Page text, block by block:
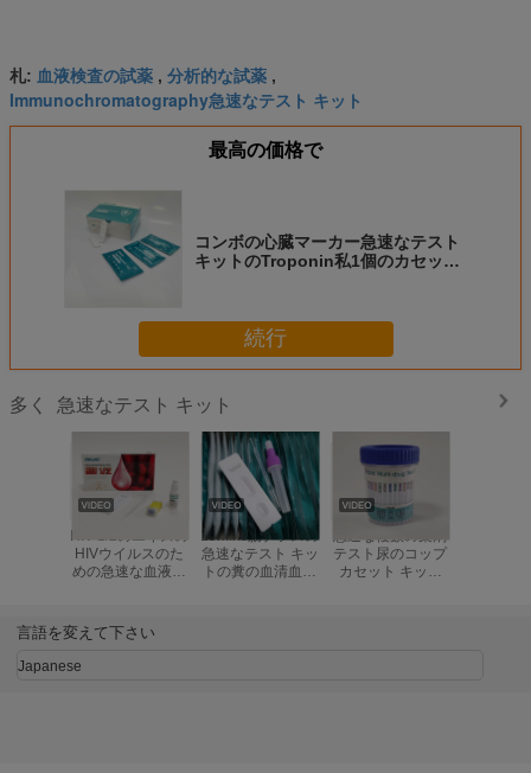
札: 血液検査の試薬 , 分析的な試薬 ,
Immunochromatography急速なテスト キット
最高の価格で
コンボの心臓マーカー急速なテスト
キットのTroponin私1個のカセット
続行
多く 急速なテスト キット
HIV 1/2のエイズの
HIVウイルスのた
めの急速な血液検
15mins腸チフスの
急速なテスト キッ
トの糞の血清血し
急速な複数の薬剤
テスト尿のコップ
カセット キット
言語を変えて下さい
Japanese